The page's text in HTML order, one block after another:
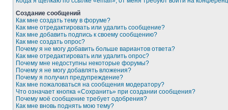
Создание сообщений
Как мне создать тему в форуме?
Как мне отредактировать или удалить сообщение?
Как мне добавить подпись к своему сообщению?
Как мне создать опрос?
Почему я не могу добавить больше вариантов ответа?
Как мне отредактировать или удалить опрос?
Почему мне недоступны некоторые форумы?
Почему я не могу добавлять вложения?
Почему я получил предупреждение?
Как мне пожаловаться на сообщения модератору?
Что означает кнопка «Сохранить» при создании сообщения?
Почему моё сообщение требует одобрения?
Как мне вновь поднять мою тему?